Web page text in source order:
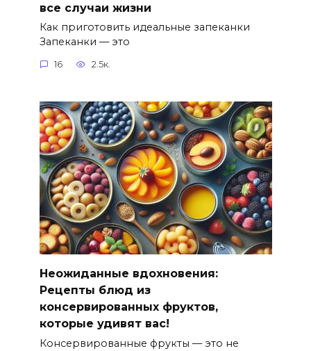
все случаи жизни
Как приготовить идеальные запеканки
Запеканки — это
16 2.5к.
Неожиданные вдохновения:
Рецепты блюд из
консервированных фруктов,
которые удивят вас!
Консервированные фрукты — это не